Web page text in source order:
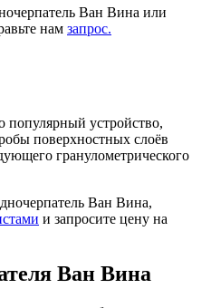
Ван Вина или
нам запрос.
популярный устройство,
поверхностных слоёв
гранулометрического
Ван Вина,
и запросите цену на
Ван Вина